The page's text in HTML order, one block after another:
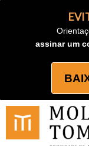
assinar um